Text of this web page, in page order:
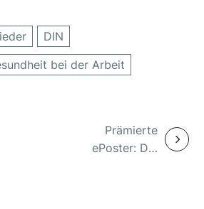
DIN
bei der Arbeit
Prämierte
ePoster: Die